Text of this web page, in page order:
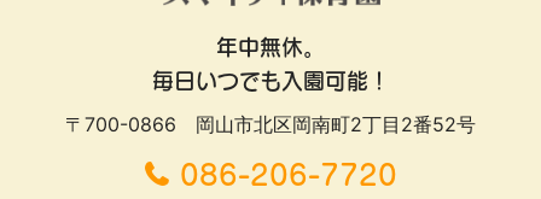
年中無休。
毎日いつでも入園可能！
〒700-0866 岡山市北区岡南町2丁目2番52号
086-206-7720